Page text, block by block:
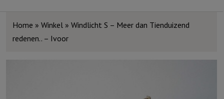
Home » Winkel » Windlicht S – Meer dan Tienduizend
redenen.. – Ivoor